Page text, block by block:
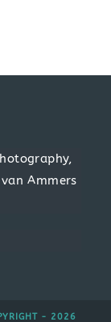
Ammers
- 2026